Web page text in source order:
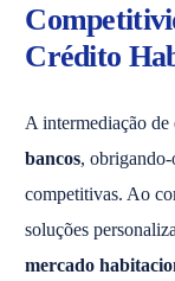
Crédito
A intermediação
bancos, obrigando-
competitivas. Ao
soluções
mercado